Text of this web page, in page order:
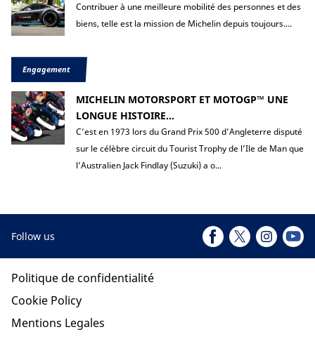
Contribuer à une meilleure mobilité des personnes et des
biens, telle est la mission de Michelin depuis toujours....
Engagement
MICHELIN MOTORSPORT ET MOTOGP™ UNE
LONGUE HISTOIRE...
C’est en 1973 lors du Grand Prix 500 d’Angleterre disputé
sur le célèbre circuit du Tourist Trophy de l’Ile de Man que
l’Australien Jack Findlay (Suzuki) a o...
Follow us
Politique de confidentialité
Cookie Policy
Mentions Legales